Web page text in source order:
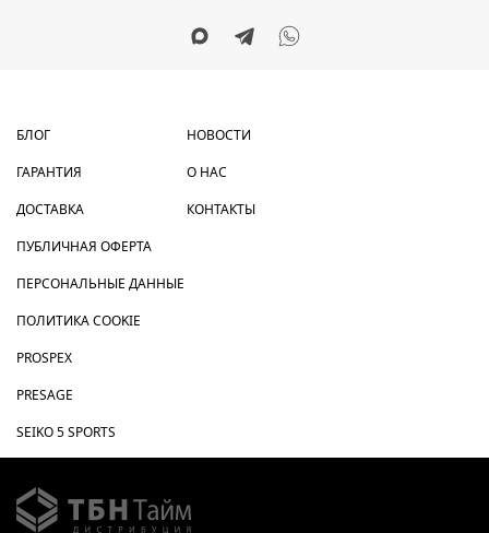
БЛОГ
ГАРАНТИЯ
ДОСТАВКА
НОВОСТИ
О НАС
КОНТАКТЫ
ПУБЛИЧНАЯ ОФЕРТА
ПЕРСОНАЛЬНЫЕ ДАННЫЕ
ПОЛИТИКА COOKIE
PROSPEX
PRESAGE
SEIKO 5 SPORTS